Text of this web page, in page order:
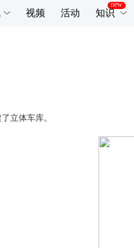
视频 活动 知识
问题，修建了立